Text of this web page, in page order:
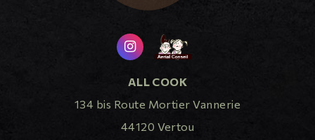
ALL COOK
134 bis Route Mortier Vannerie
44120 Vertou